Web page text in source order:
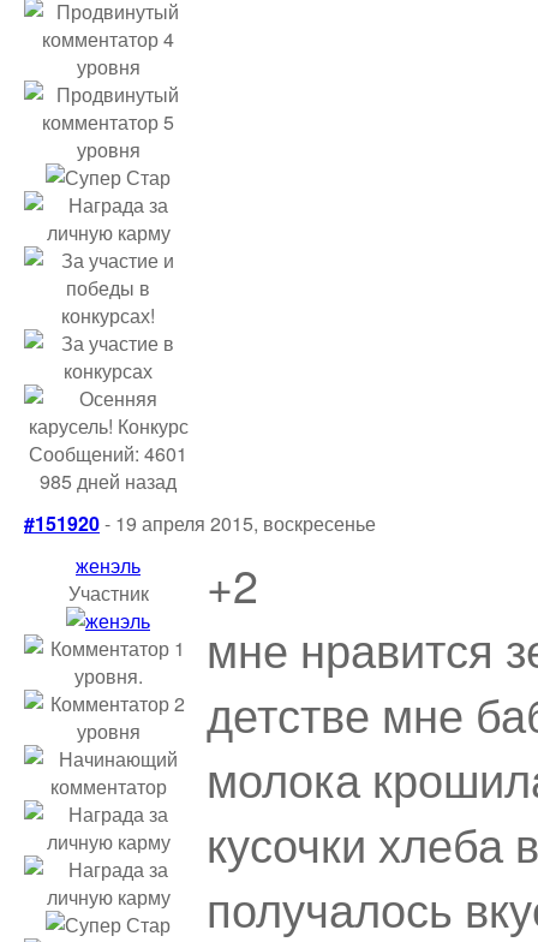
Сообщений: 4601
985 дней назад
#151920- 19 апреля 2015, воскресенье
женэль
Участник
+2
мне нравится
детстве мне
молока
кусочки
получалось